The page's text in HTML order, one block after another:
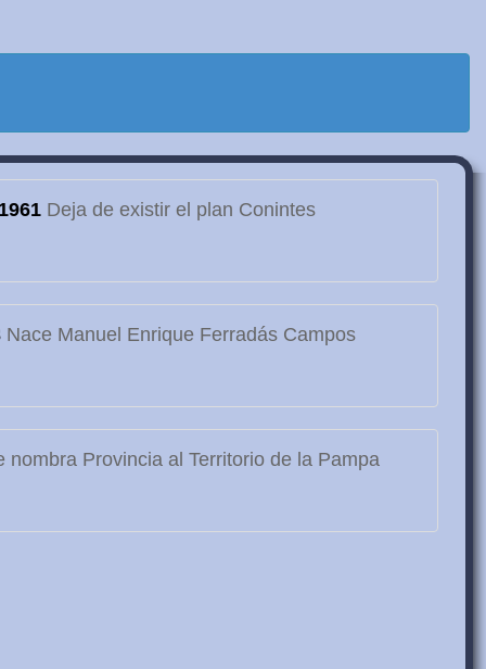
1961Deja de existir el plan Conintes
Nace Manuel Enrique Ferradás Campos
nombra Provincia al Territorio de la Pampa